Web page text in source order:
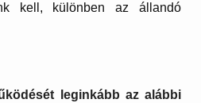
kell, különben az állandó
leginkább az alábbi